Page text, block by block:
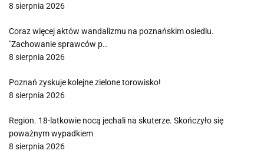
8 sierpnia 2026
Coraz więcej aktów wandalizmu na poznańskim osiedlu.
"Zachowanie sprawców p…
8 sierpnia 2026
Poznań zyskuje kolejne zielone torowisko!
8 sierpnia 2026
Region. 18-latkowie nocą jechali na skuterze. Skończyło się
poważnym wypadkiem
8 sierpnia 2026